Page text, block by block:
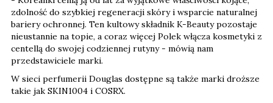
zdolność do szybkiej regeneracji skóry i wsparcie naturalnej
bariery ochronnej. Ten kultowy składnik K-Beauty pozostaje
nieustannie na topie, a coraz więcej Polek włącza kosmetyki z
centellą do swojej codziennej rutyny - mówią nam
przedstawiciele marki.
W sieci perfumerii Douglas dostępne są także marki droższe
takie jak SKIN1004 i COSRX.